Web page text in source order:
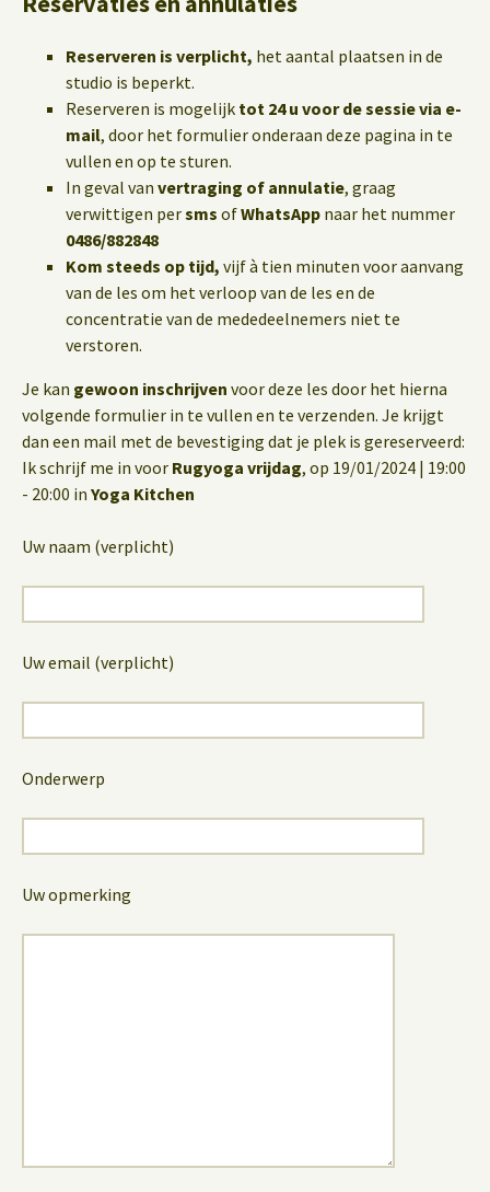
Reserveren is verplicht, het aantal plaatsen in de
studio is beperkt.
Reserveren is mogelijk tot 24 u voor de sessie via e-
mail, door het formulier onderaan deze pagina in te
vullen en op te sturen.
In geval van vertraging of annulatie, graag
verwittigen persms ofWhatsApp naar het nummer
0486/882848
Kom steeds op tijd, vijf à tien minuten voor aanvang
van de les om het verloop van de les en de
concentratie van de mededeelnemers niet te
verstoren.
Je kan gewoon inschrijven voor deze les door het hierna
volgende formulier in te vullen en te verzenden. Je krijgt
dan een mail met de bevestiging dat je plek is gereserveerd:
Ik schrijf me in voor Rugyoga vrijdag, op 19/01/2024 | 19:00
- 20:00 in Yoga Kitchen
Uw naam (verplicht)
Uw email (verplicht)
Onderwerp
Uw opmerking